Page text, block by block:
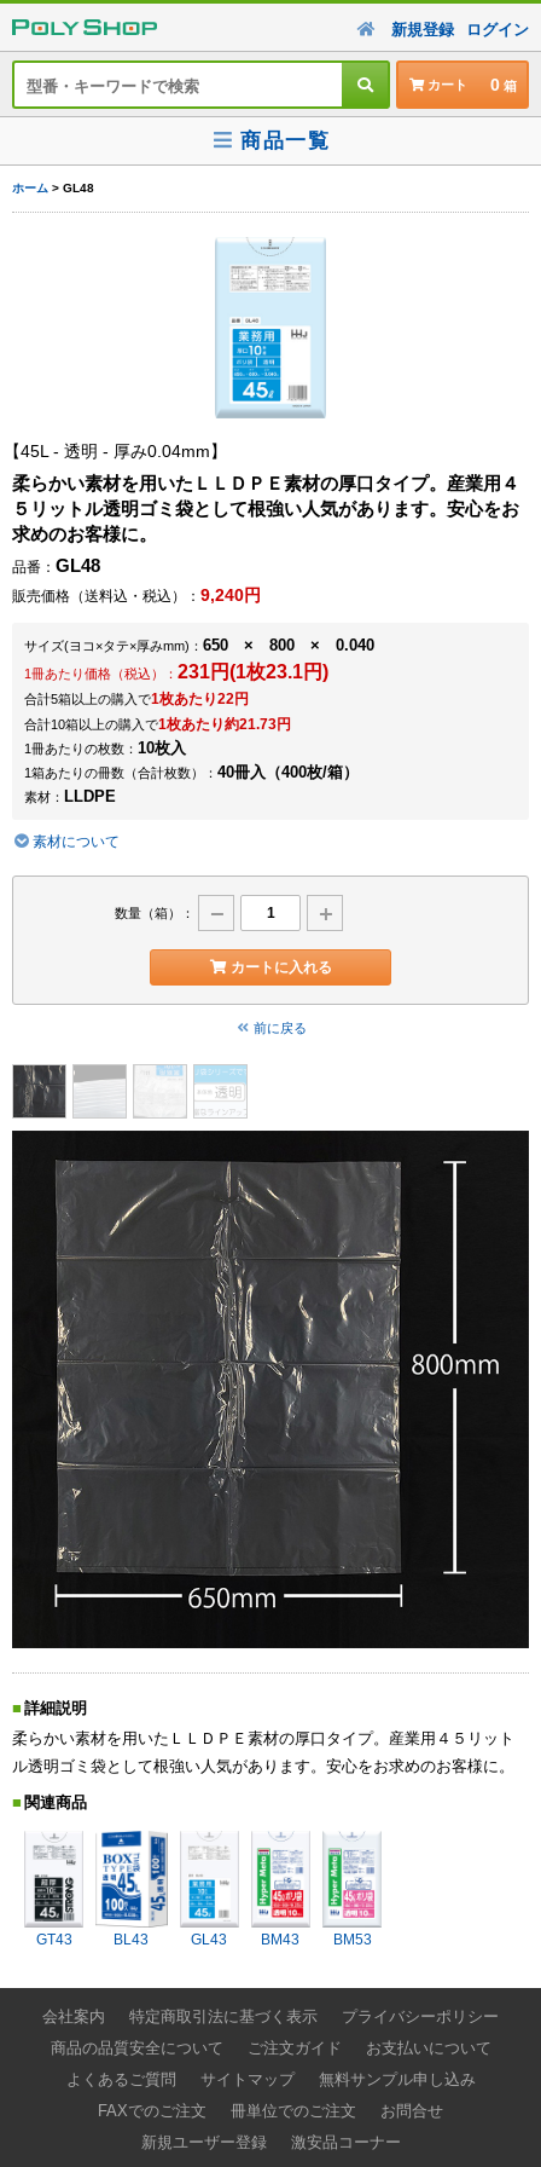
新規登録 ログイン
カート 0
商品一覧
ホーム > GL48
45L - 透明 - 厚み0.04mm
柔らかい素材を用いたＬＬＤＰＥ素材の厚口タイプ。産業用４
５リットル透明ゴミ袋として根強い人気があります。安心をお
求めのお客様に。
品番： GL48
販売価格（送料込・税込）： 9,240円
サイズ(ヨコ×タテ×厚みmm) ： 650 × 800 × 0.040
1冊あたり価格（税込）： 231円(1枚23.1円)
合計5箱以上の購入で1枚あたり22円
合計10箱以上の購入で1枚あたり約21.73円
1冊あたりの枚数： 10枚入
1箱あたりの冊数（合計枚数）： 40冊入（400枚/箱）
素材： LLDPE
素材について
数量（箱）：
カートに入れる
前に戻る
詳細説明
柔らかい素材を用いたＬＬＤＰＥ素材の厚口タイプ。産業用４５リット
ル透明ゴミ袋として根強い人気があります。安心をお求めのお客様に。
関連商品
GT43 BL43 GL43 BM43 BM53
会社案内 特定商取引法に基づく表示
プライバシーポリシー
商品の品質安全について
ご注文ガイド
お支払いについて
よくあるご質問
サイトマップ
無料サンプル申し込み
FAXでのご注文
冊単位でのご注文
お問合せ
新規ユーザー登録
激安品コーナー